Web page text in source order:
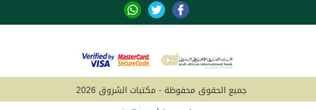
جميع الحقوق محفوظة - مكتبات الشروق 2026